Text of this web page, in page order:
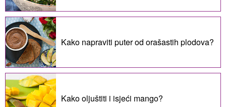
Kako napraviti puter od orašastih plodova?
Kako oljuštiti i isjeći mango?